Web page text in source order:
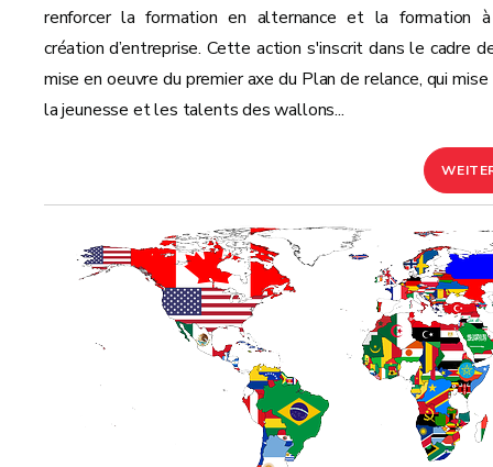
renforcer la formation en alternance et la formation
création d’entreprise. Cette action s'inscrit dans le cadre
mise en oeuvre du premier axe du Plan de relance, qui mise
la jeunesse et les talents des wallons...